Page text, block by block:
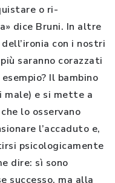
o ri-
dice Bruni. In altre
con i nostri
saranno corazzati
Il bambino
male) e si mette a
lo osservano
l’accaduto e,
psicologicamente
dire: sì sono
successo, ma alla